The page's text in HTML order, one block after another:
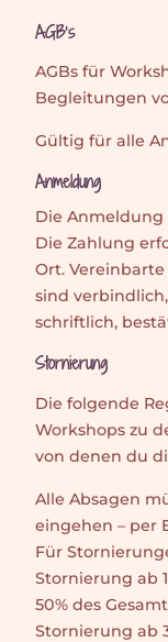
Zum
Inhalt
springen
AGB’s
AGBs für
Begleitungen
Gültig für alle
Anmeldung
Die
Die Zahlung
Ort.
sind
schriftlich,
Stornierung
Die folgende
Workshops zu
von denen du
Alle Absagen
eingehen – per
Für
Stornierung ab
50% des
Stornierung ab